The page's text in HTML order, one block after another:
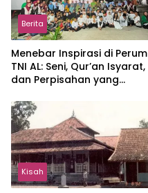
Berita
Menebar Inspirasi di Perum
TNI AL: Seni, Qur’an Isyarat,
dan Perpisahan yang
Kisah